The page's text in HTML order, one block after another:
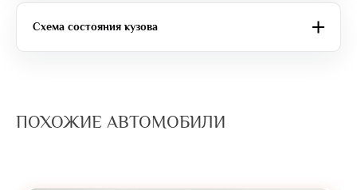
Схема состояния кузова
ПОХОЖИЕ АВТОМОБИЛИ